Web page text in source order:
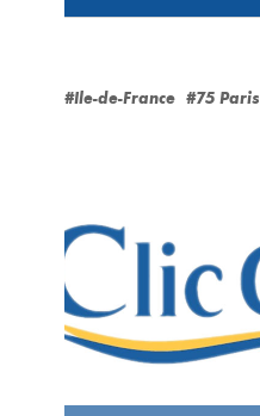
#Ile-de-France #75 Paris